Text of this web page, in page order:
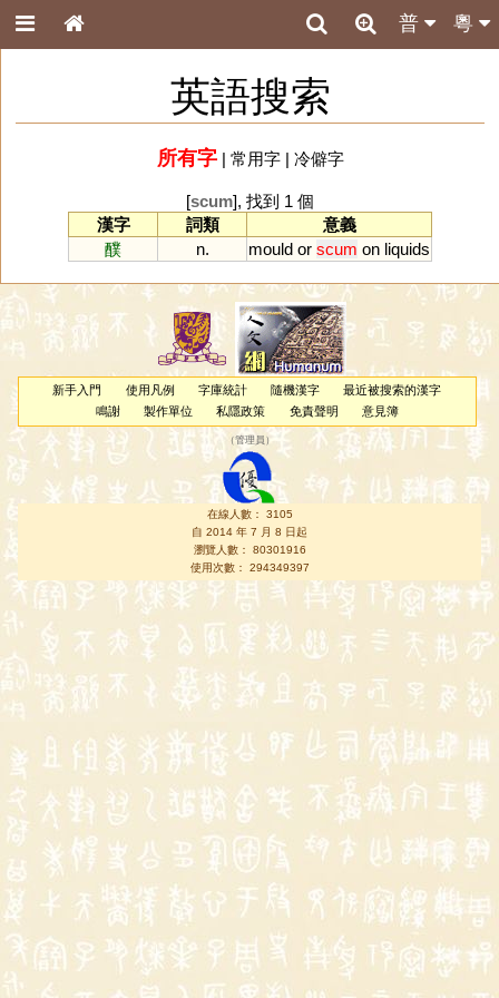
粵
普
英語搜索
所有字| 常用字| 冷僻字
[scum], 找到 1 個
漢字
詞類
意義
醭
n. mould or scum on liquids
新手入門 使用凡例 字庫統計 隨機漢字
最近被搜索的漢字
鳴謝
製作單位 私隱政策 免責聲明 意見簿
（管理員 ）
在線人數： 3105
自 2014 年 7 月 8 日起
瀏覽人數： 80301916
使用次數： 294349397